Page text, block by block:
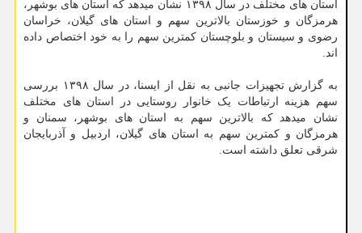
استان های مختلف در سال ۱۳۹۸ نشان میدهد که استان های بوشهر،
هرمزگان و خوزستان بالاترین سهم و استان های گیلان، خراسان
رضوی و سیستان و بلوچستان کمترین سهم را به خود اختصاص داده
اند.
به گزارش تجهیزات جانبی به نقل از ایسنا، در سال ۱۳۹۸ بررسی
سهم هزینه ارتباطات یک خانوار روستایی در استان های مختلف
نشان میدهد که بالاترین سهم به استان های بوشهر، سمنان و
هرمزگان و کمترین سهم به استان های گیلان، اردبیل و آذربایجان
شرقی تعلق داشته است.